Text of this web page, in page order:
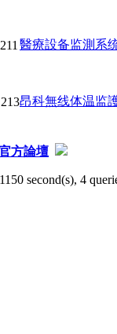
醫療設备监測系
昂科無线体温监
方論壇
second(s), 4